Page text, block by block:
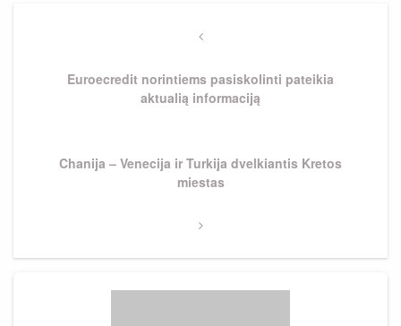
Previous
Euroecredit norintiems pasiskolinti pateikia
aktualią informaciją
NextChanija – Venecija ir Turkija dvelkiantis Kretos
miestas